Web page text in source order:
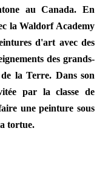
au Canada. En
la Waldorf Academy
d'art avec des
des grands-
la Terre. Dans son
par la classe de
une peinture sous
tortue.